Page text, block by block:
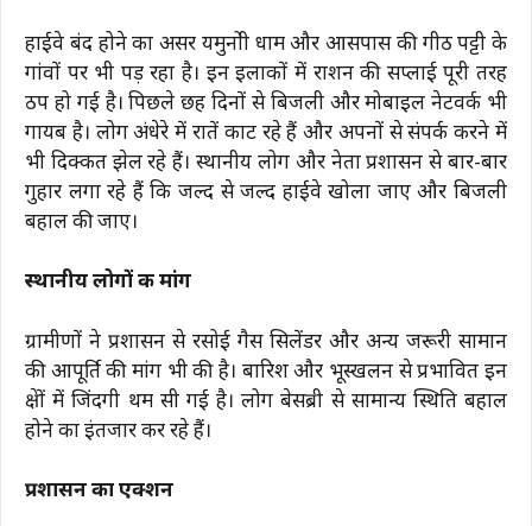
हाईवे बंद होने का असर यमुनोत्री धाम और आसपास की गीठ पट्टी के
गांवों पर भी पड़ रहा है। इन इलाकों में राशन की सप्लाई पूरी तरह
ठप हो गई है। पिछले छह दिनों से बिजली और मोबाइल नेटवर्क भी
गायब है। लोग अंधेरे में रातें काट रहे हैं और अपनों से संपर्क करने में
भी दिक्कत झेल रहे हैं। स्थानीय लोग और नेता प्रशासन से बार-बार
गुहार लगा रहे हैं कि जल्द से जल्द हाईवे खोला जाए और बिजली
बहाल की जाए।
स्थानीय लोगों की मांग
ग्रामीणों ने प्रशासन से रसोई गैस सिलेंडर और अन्य जरूरी सामान
की आपूर्ति की मांग भी की है। बारिश और भूस्खलन से प्रभावित इन
क्षेत्रों में जिंदगी थम सी गई है। लोग बेसब्री से सामान्य स्थिति बहाल
होने का इंतजार कर रहे हैं।
प्रशासन का एक्शन